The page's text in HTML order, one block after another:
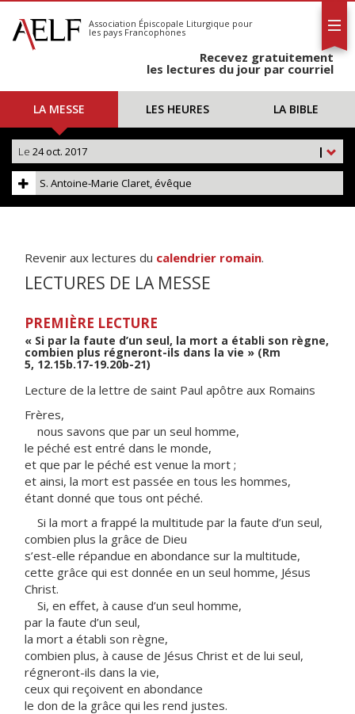
S'abonner
Calendrier
Association Épiscopale Liturgique pour
les pays Francophones
Recevez gratuitement
les lectures du jour par courriel
LA MESSE LES HEURES LA BIBLE
|
Le 24 oct. 2017
S. Antoine-Marie Claret, évêque
Revenir aux lectures du calendrier romain.
LECTURES DE LA MESSE
PREMIÈRE LECTURE
« Si par la faute d’un seul, la mort a établi son règne,
combien plus régneront-ils dans la vie » (Rm
5, 12.15b.17-19.20b-21)
Lecture de la lettre de saint Paul apôtre aux Romains
Frères,
nous savons que par un seul homme,
le péché est entré dans le monde,
et que par le péché est venue la mort ;
et ainsi, la mort est passée en tous les hommes,
étant donné que tous ont péché.
Si la mort a frappé la multitude par la faute d’un seul,
combien plus la grâce de Dieu
s’est-elle répandue en abondance sur la multitude,
cette grâce qui est donnée en un seul homme, Jésus
Christ.
Si, en effet, à cause d’un seul homme,
par la faute d’un seul,
la mort a établi son règne,
combien plus, à cause de Jésus Christ et de lui seul,
régneront-ils dans la vie,
ceux qui reçoivent en abondance
le don de la grâce qui les rend justes.